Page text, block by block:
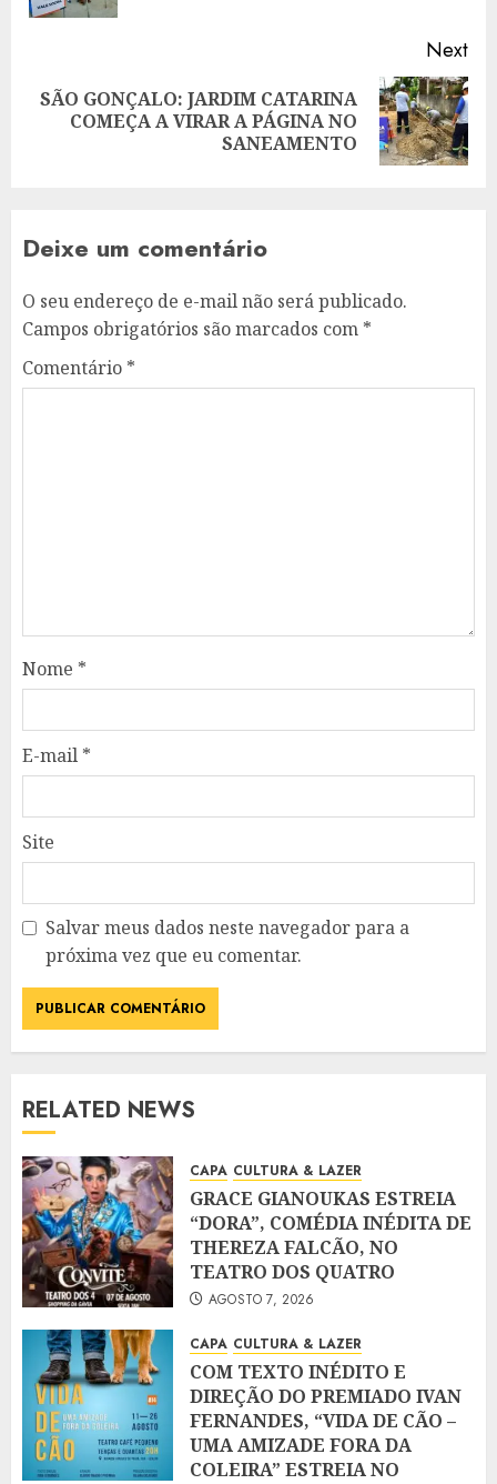
Next
Next
SÃO GONÇALO: JARDIM CATARINA
COMEÇA A VIRAR A PÁGINA NO
SANEAMENTO
Deixe um comentário
O seu endereço de e-mail não será publicado.
Campos obrigatórios são marcados com *
Comentário *
Nome *
E-mail *
Site
Salvar meus dados neste navegador para a
próxima vez que eu comentar.
RELATED NEWS
CAPA CULTURA & LAZER
GRACE GIANOUKAS ESTREIA
“DORA”, COMÉDIA INÉDITA DE
THEREZA FALCÃO, NO
TEATRO DOS QUATRO
AGOSTO 7, 2026
CAPA CULTURA & LAZER
COM TEXTO INÉDITO E
DIREÇÃO DO PREMIADO IVAN
FERNANDES, “VIDA DE CÃO –
UMA AMIZADE FORA DA
COLEIRA” ESTREIA NO